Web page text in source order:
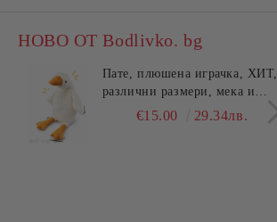
НОВО ОТ Bodlivko. bg
Пате, плюшена играчка, ХИТ,
различни размери, мека и
гушлива€15.00 29.34лв.